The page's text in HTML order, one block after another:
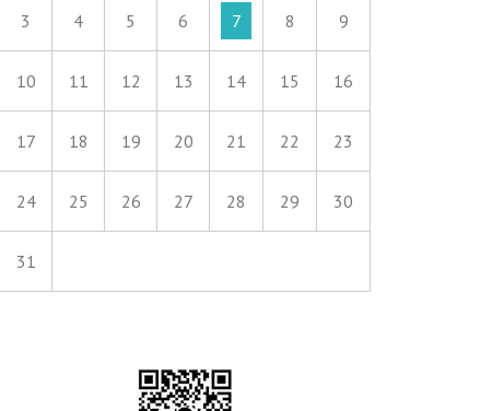
3 4 5 6 7 8 9
10 11 12 13 14 15 16
17 18 19 20 21 22 23
24 25 26 27 28 29 30
31